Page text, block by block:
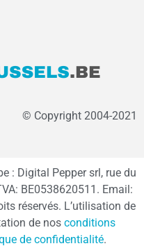
© Copyright 2004-2021
: Digital Pepper srl, rue du
BE0538620511. Email:
réservés. L’utilisation de
de nos conditions
de confidentialité.